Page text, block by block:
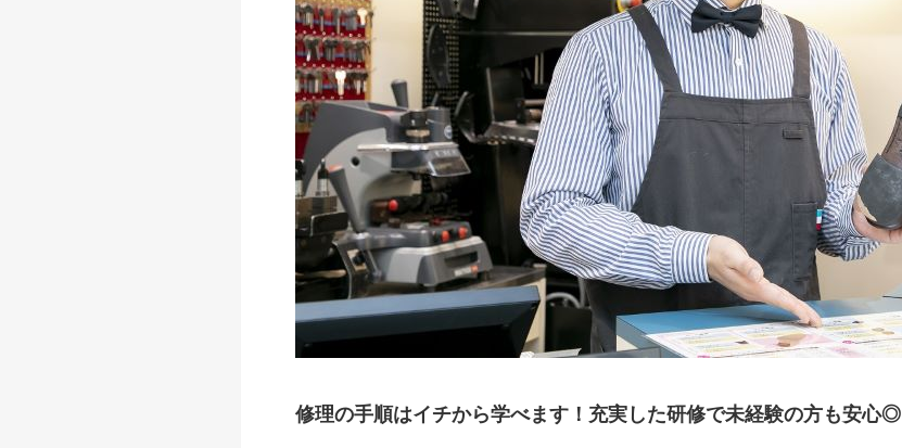
修理の手順はイチから学べます！充実した研修で未経験の方も安心◎